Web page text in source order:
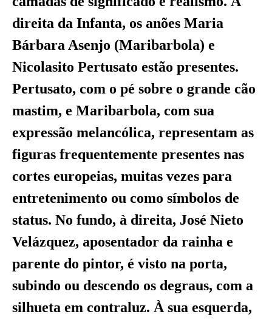
direita da Infanta, os anões Maria
Bárbara Asenjo (Maribarbola) e
Nicolasito Pertusato estão presentes.
Pertusato, com o pé sobre o grande cão
mastim, e Maribarbola, com sua
expressão melancólica, representam as
figuras frequentemente presentes nas
cortes europeias, muitas vezes para
entretenimento ou como símbolos de
status. No fundo, à direita, José Nieto
Velázquez, aposentador da rainha e
parente do pintor, é visto na porta,
subindo ou descendo os degraus, com a
silhueta em contraluz. À sua esquerda,